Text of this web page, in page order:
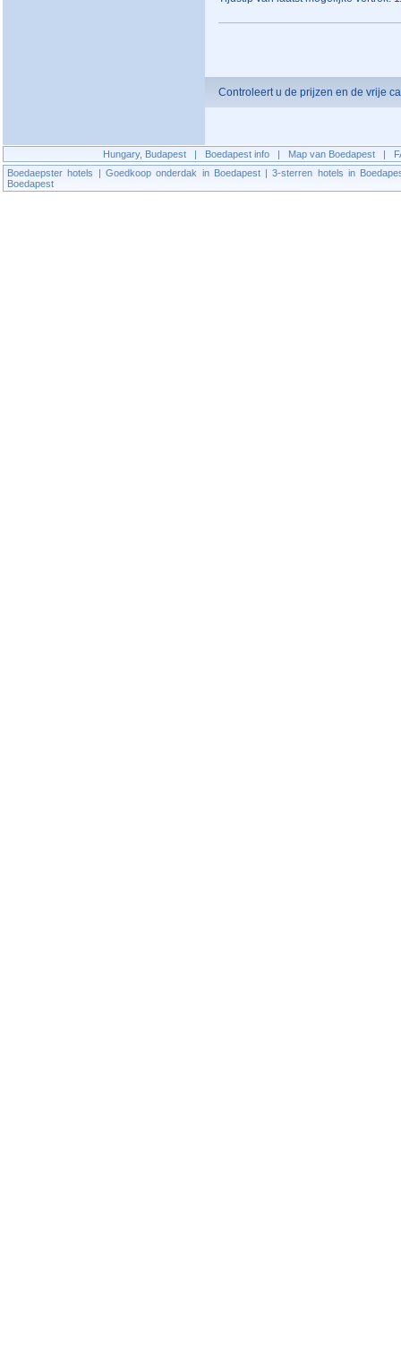
Controleert u de prijzen en de vrije
Hungary, Budapest | Boedapest info | Map van Boedapest |
Boedaepster hotels
| Goedkoop onderdak in Boedapest|3-sterren hotels in
Boedapest